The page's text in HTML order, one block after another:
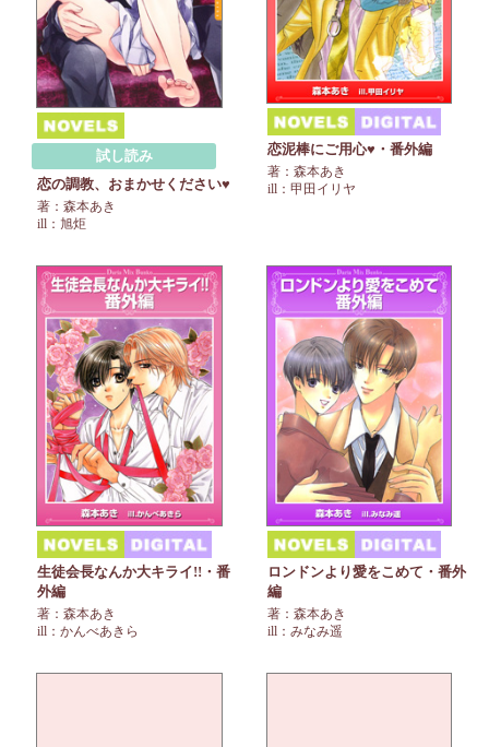
試し読み
恋の調教、おまかせください♥
著：森本あき
ill：旭炬
恋泥棒にご用心♥・番外編
著：森本あき
ill：甲田イリヤ
生徒会長なんか大キライ!!・番
外編
著：森本あき
ill：かんべあきら
ロンドンより愛をこめて・番外
編
著：森本あき
ill：みなみ遥